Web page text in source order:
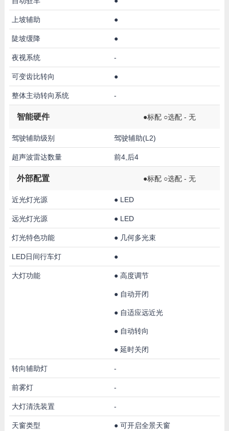
上坡辅助 ●
陡坡缓降 ●
夜视系统 -
可变齿比转向 ●
整体主动转向系统 -
智能硬件 ●标配 ○选配 - 无
驾驶辅助级别 驾驶辅助(L2)
超声波雷达数量 前4,后4
外部配置 ●标配 ○选配 - 无
近光灯光源 ● LED
远光灯光源 ● LED
灯光特色功能 ● 几何多光束
LED日间行车灯 ●
大灯功能 ● 高度调节
● 自动开闭
● 自适应远近光
● 自动转向
● 延时关闭
转向辅助灯 -
前雾灯 -
大灯清洗装置 -
天窗类型 ● 可开启全景天窗